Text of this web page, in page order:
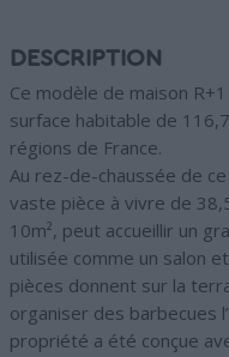
DESCRIPTION
Ce modèle de maison
surface habitable de
régions de France.
Au rez-de-chaussée de
vaste pièce à vivre de
10m², peut accueillir un
utilisée comme un salon
pièces donnent sur la
organiser des barbecues
propriété a été conçue